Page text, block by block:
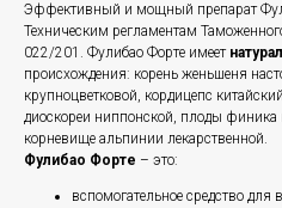
Эффективный и мощный препарат
Техническим регламентам
022/201. Фулибао Форте имеет
происхождения: корень женьшеня
крупноцветковой, кордицепс
диоскореи ниппонской, плоды финика
корневище альпинии лекарственной.
Фулибао Форте – это:
вспомогательное средство